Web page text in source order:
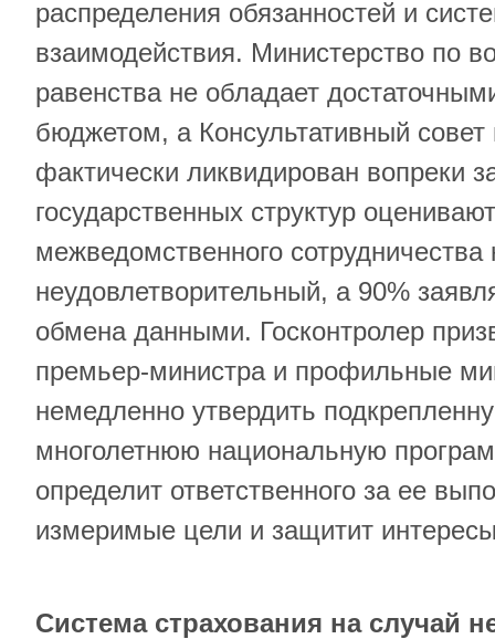
распределения обязанностей и
взаимодействия. Министерство по
равенства не обладает
бюджетом, а Консультативный
фактически ликвидирован вопреки
государственных структур
межведомственного сотрудничества
неудовлетворительный, а 90%
обмена данными. Госконтролер
премьер-министра и профильные
немедленно утвердить
многолетнюю национальную
определит ответственного за ее
измеримые цели и защитит
Система страхования на случай